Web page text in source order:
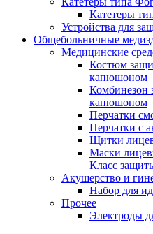
Катетеры
Устройства для
Общебольничные
Медицинские
Костюм
капюшоном
Комбинезон
капюшоном
Перчатки
Перчатки с
Щитки
Маски
Класс
Акушерство и
Набор для
Прочее
Электроды